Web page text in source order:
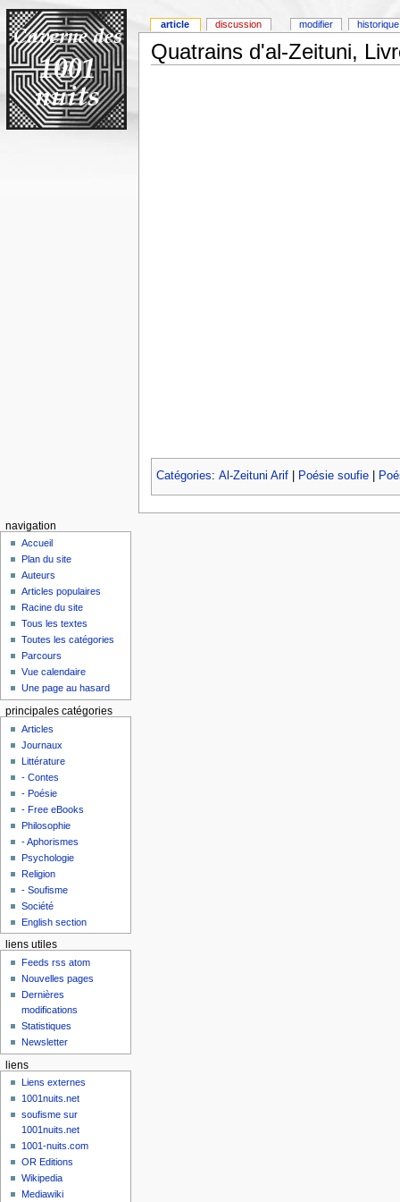
Quatrains d'al-Zeituni,
Catégories: Al-Zeituni Arif| Poésie soufie|
article discussion modifier historique
navigation
Accueil
Plan du site
Auteurs
Articles populaires
Racine du site
Tous les textes
Toutes les catégories
Parcours
Vue calendaire
Une page au hasard
principales catégories
Articles
Journaux
Littérature
- Contes
- Poésie
- Free eBooks
Philosophie
- Aphorismes
Psychologie
Religion
- Soufisme
Société
English section
liens utiles
Feeds rss atom
Nouvelles pages
Dernières
modifications
Statistiques
Newsletter
liens
Liens externes
1001nuits.net
soufisme sur
1001nuits.net
1001-nuits.com
OR Editions
Wikipedia
Mediawiki